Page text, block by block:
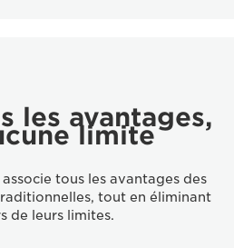
les avantages,
limite
tous les avantages des
tout en éliminant
de leurs limites.